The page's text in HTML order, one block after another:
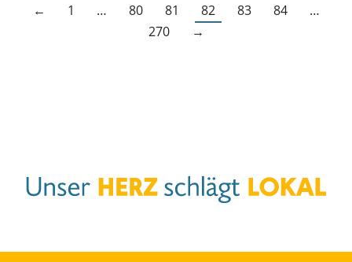
← 1 … 80 81 82 83 84
…
270
→